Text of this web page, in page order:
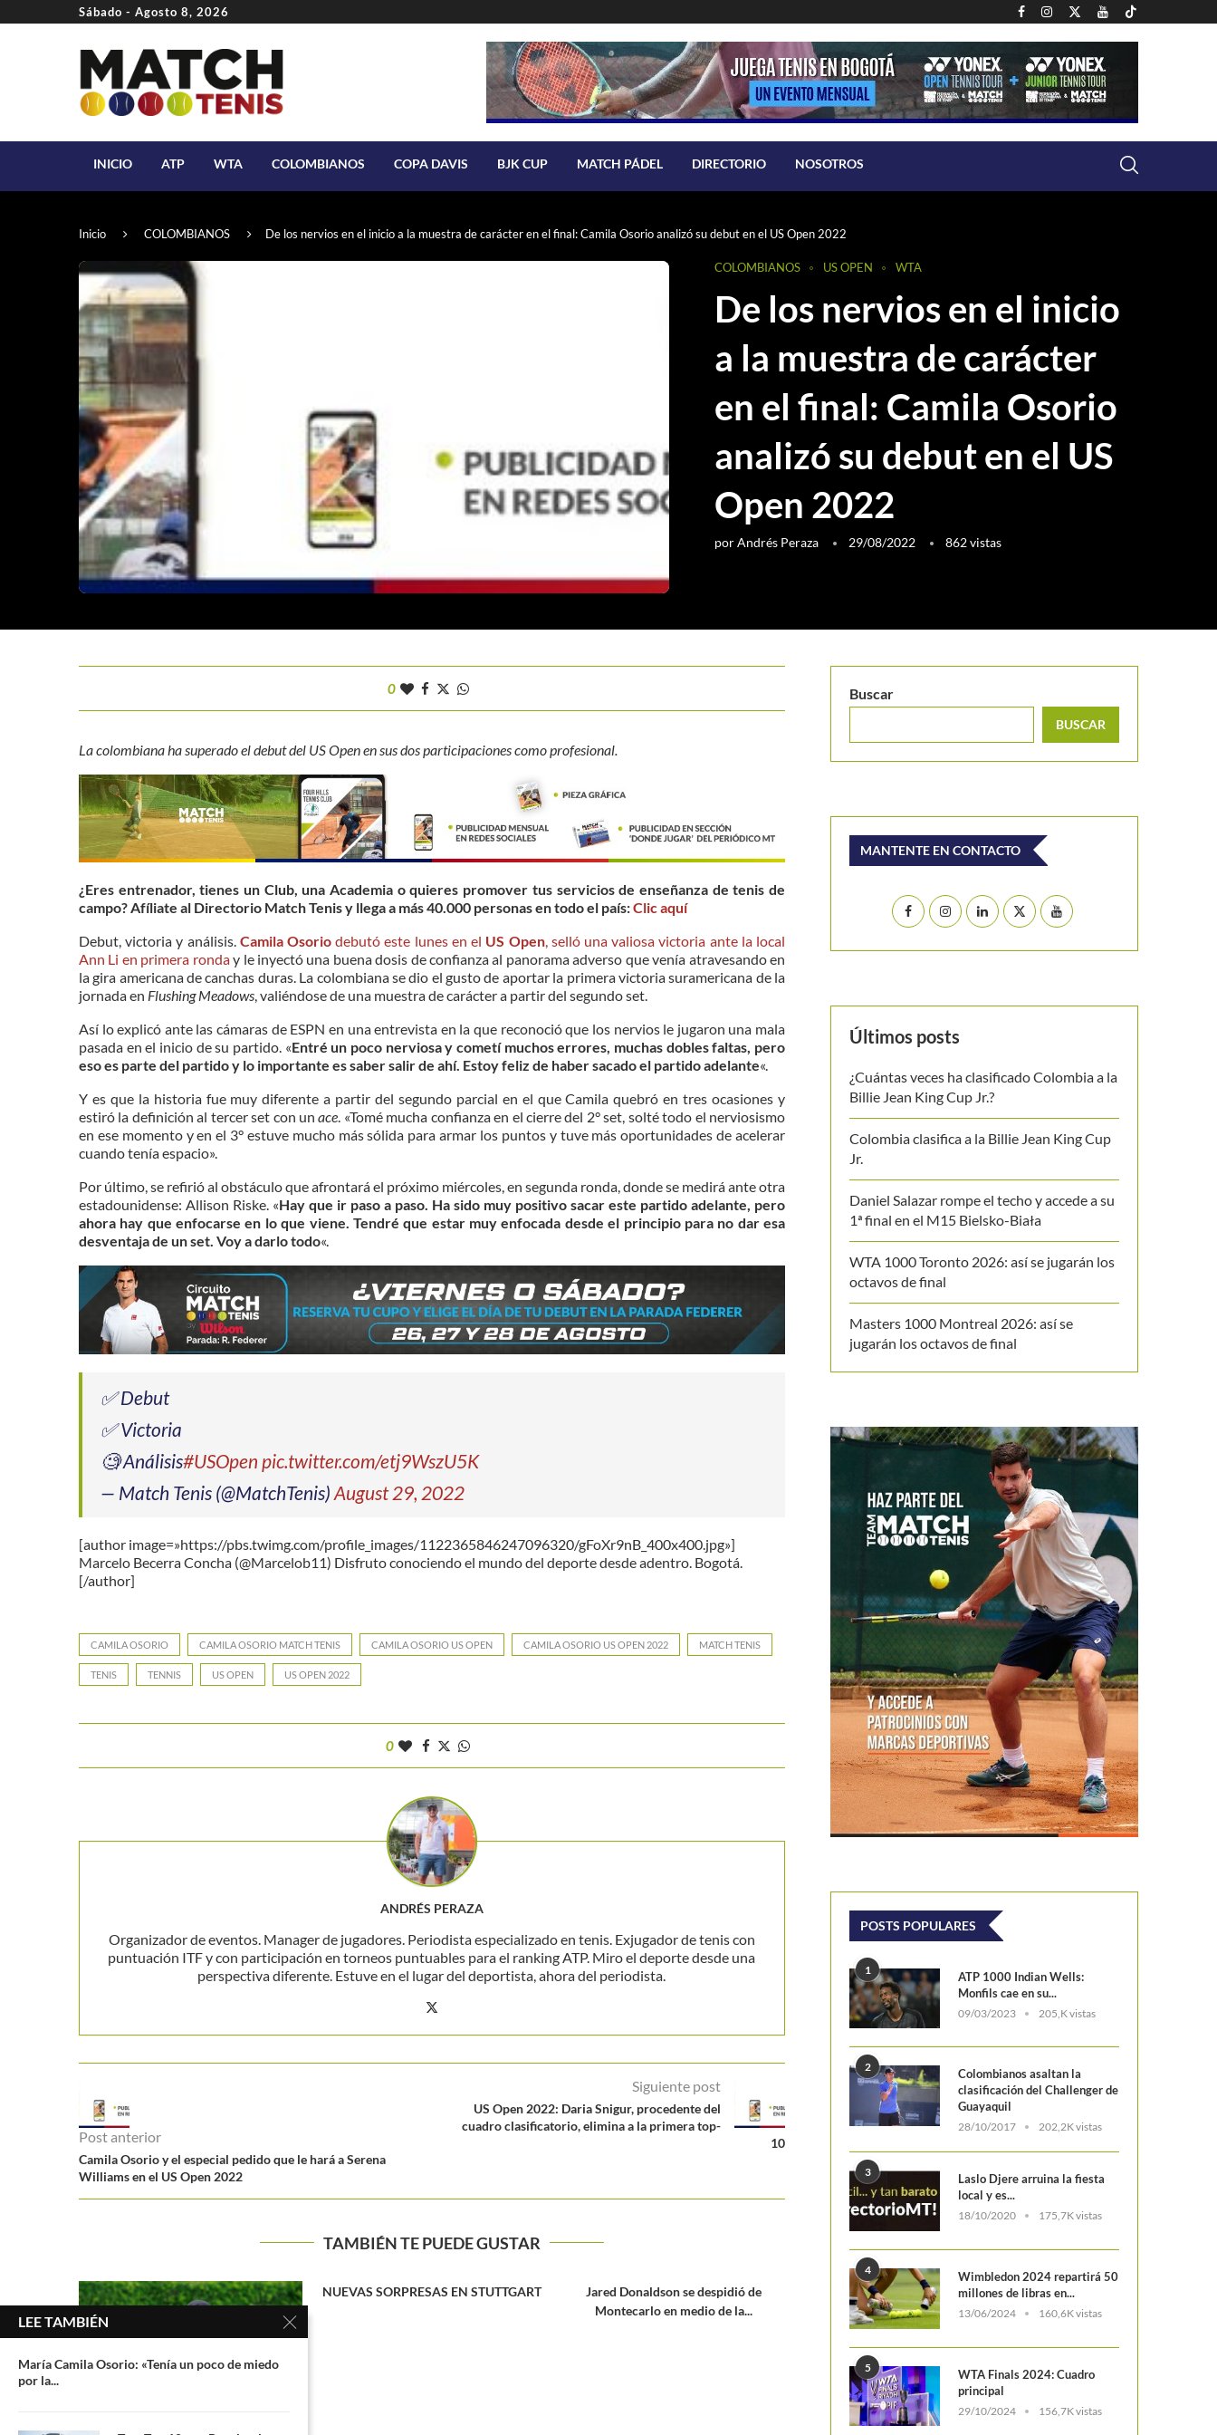
Sábado - Agosto 8, 2026
INICIO ATP WTA COLOMBIANOS COPA DAVIS BJK CUP MATCH PÁDEL DIRECTORIO NOSOTROS
Inicio COLOMBIANOS De los nervios en el inicio a la muestra de carácter en el final: Camila Osorio analizó su debut en el US Open 2022
COLOMBIANOS US OPEN WTA
De los nervios en el inicio
a la muestra de carácter
en el final: Camila Osorio
analizó su debut en el US
Open 2022
porAndrés Peraza 29/08/2022 862vistas
0
La colombiana ha superado el debut del US Open en sus dos participaciones como profesional.
¿Eres entrenador, tienes un Club, una Academia o quieres promover tus servicios de enseñanza de tenis de
campo? Afíliate al Directorio Match Tenis y llega a más 40.000 personas en todo el país:Clic aquí
Debut, victoria y análisis.Camila Osorio debutó este lunes en el US Open, selló una valiosa victoria ante la local
Ann Li en primera ronday le inyectó una buena dosis de confianza al panorama adverso que venía atravesando en
la gira americana de canchas duras. La colombiana se dio el gusto de aportar la primera victoria suramericana de la
jornada en Flushing Meadows, valiéndose de una muestra de carácter a partir del segundo set.
Así lo explicó ante las cámaras de ESPN en una entrevista en la que reconoció que los nervios le jugaron una mala
pasada en el inicio de su partido. «Entré un poco nerviosa y cometí muchos errores, muchas dobles faltas, pero
eso es parte del partido y lo importante es saber salir de ahí. Estoy feliz de haber sacado el partido adelante«.
Y es que la historia fue muy diferente a partir del segundo parcial en el que Camila quebró en tres ocasiones y
estiró la definición al tercer set con unace. «Tomé mucha confianza en el cierre del 2° set, solté todo el nerviosismo
en ese momento y en el 3° estuve mucho más sólida para armar los puntos y tuve más oportunidades de acelerar
cuando tenía espacio».
Por último, se refirió al obstáculo que afrontará el próximo miércoles, en segunda ronda, donde se medirá ante otra
estadounidense: Allison Riske. «Hay que ir paso a paso. Ha sido muy positivo sacar este partido adelante, pero
ahora hay que enfocarse en lo que viene. Tendré que estar muy enfocada desde el principio para no dar esa
desventaja de un set. Voy a darlo todo«.
✅ Debut
✅ Victoria
🧐 Análisis#USOpen pic.twitter.com/etj9WszU5K
— Match Tenis (@MatchTenis) August 29, 2022
[author image=»https://pbs.twimg.com/profile_images/1122365846247096320/gFoXr9nB_400x400.jpg»]
Marcelo Becerra Concha (@Marcelob11) Disfruto conociendo el mundo del deporte desde adentro. Bogotá.
[/author]
CAMILA OSORIO CAMILA OSORIO MATCH TENIS CAMILA OSORIO US OPEN CAMILA OSORIO US OPEN 2022 MATCH TENIS
TENIS TENNIS US OPEN US OPEN 2022
0
ANDRÉS PERAZA
Organizador de eventos. Manager de jugadores. Periodista especializado en tenis. Exjugador de tenis con
puntuación ITF y con participación en torneos puntuables para el ranking ATP. Miro el deporte desde una
perspectiva diferente. Estuve en el lugar del deportista, ahora del periodista.
Post anterior
Camila Osorio y el especial pedido que le hará a Serena
Williams en el US Open 2022
Siguiente post
US Open 2022: Daria Snigur, procedente del
cuadro clasificatorio, elimina a la primera top-
10
TAMBIÉN TE PUEDE GUSTAR
NUEVAS SORPRESAS EN STUTTGART
Jared Donaldson se despidió de
Thiem explota contra la
en Roma: «Me molesta
Buscar
BUSCAR
MANTENTE EN CONTACTO
Últimos posts
¿Cuántas veces ha clasificado Colombia a la
Billie Jean King Cup Jr.?
Colombia clasifica a la Billie Jean King Cup
Jr.
Daniel Salazar rompe el techo y accede a su
1ª final en el M15 Bielsko-Biała
WTA 1000 Toronto 2026: así se jugarán los
octavos de final
Masters 1000 Montreal 2026: así se
jugarán los octavos de final
POSTS POPULARES
1
ATP 1000 Indian Wells:
Monfils cae en su...
09/03/2023 205,K vistas
2
Colombianos asaltan la
clasificación del Challenger de
Guayaquil
28/10/2017 202,2K vistas
3
Laslo Djere arruina la fiesta
local y es...
18/10/2020 175,7K vistas
4
Wimbledon 2024 repartirá 50
millones de libras en...
13/06/2024 160,6K vistas
5
WTA Finals 2024: Cuadro
principal
29/10/2024 156,7K vistas
LEE TAMBIÉN
María Camila Osorio: «Tenía un poco de miedo
por la...